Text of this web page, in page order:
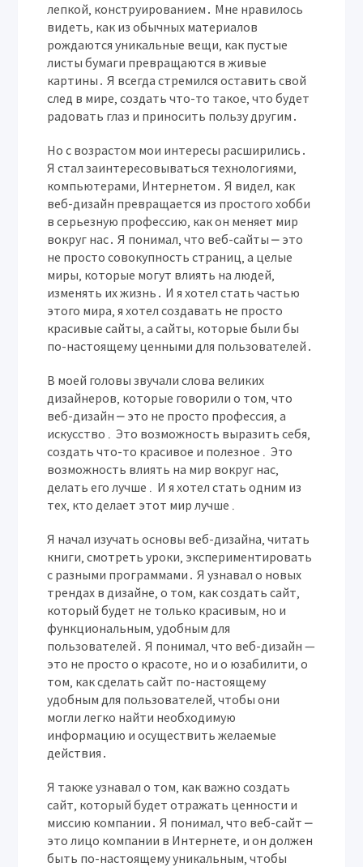
лепкой‚ конструированием․ Мне нравилось
видеть‚ как из обычных материалов
рождаются уникальные вещи‚ как пустые
листы бумаги превращаются в живые
картины․ Я всегда стремился оставить свой
след в мире‚ создать что-то такое‚ что будет
радовать глаз и приносить пользу другим․
Но с возрастом мои интересы расширились․
Я стал заинтересовываться технологиями‚
компьютерами‚ Интернетом․ Я видел‚ как
веб-дизайн превращается из простого хобби
в серьезную профессию‚ как он меняет мир
вокруг нас․ Я понимал‚ что веб-сайты ⎼ это
не просто совокупность страниц‚ а целые
миры‚ которые могут влиять на людей‚
изменять их жизнь․ И я хотел стать частью
этого мира‚ я хотел создавать не просто
красивые сайты‚ а сайты‚ которые были бы
по-настоящему ценными для пользователей․
В моей головы звучали слова великих
дизайнеров‚ которые говорили о том‚ что
веб-дизайн ⎼ это не просто профессия‚ а
искусство․ Это возможность выразить себя‚
создать что-то красивое и полезное․ Это
возможность влиять на мир вокруг нас‚
делать его лучше․ И я хотел стать одним из
тех‚ кто делает этот мир лучше․
Я начал изучать основы веб-дизайна‚ читать
книги‚ смотреть уроки‚ экспериментировать
с разными программами․ Я узнавал о новых
трендах в дизайне‚ о том‚ как создать сайт‚
который будет не только красивым‚ но и
функциональным‚ удобным для
пользователей․ Я понимал‚ что веб-дизайн —
это не просто о красоте‚ но и о юзабилити‚ о
том‚ как сделать сайт по-настоящему
удобным для пользователей‚ чтобы они
могли легко найти необходимую
информацию и осуществить желаемые
действия․
Я также узнавал о том‚ как важно создать
сайт‚ который будет отражать ценности и
миссию компании․ Я понимал‚ что веб-сайт ⎼
это лицо компании в Интернете‚ и он должен
быть по-настоящему уникальным‚ чтобы